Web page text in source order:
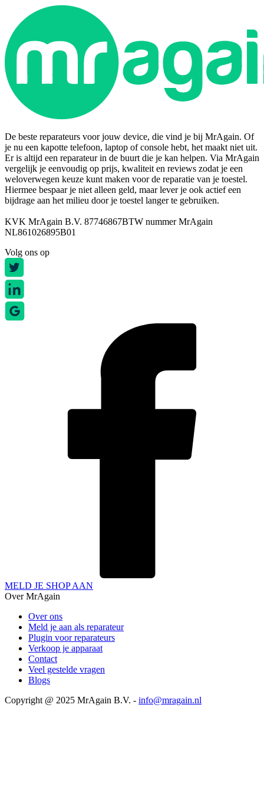
De beste reparateurs voor jouw device, die vind je bij MrAgain. Of
je nu een kapotte telefoon, laptop of console hebt, het maakt niet uit.
Er is altijd een reparateur in de buurt die je kan helpen. Via MrAgain
vergelijk je eenvoudig op prijs, kwaliteit en reviews zodat je een
weloverwegen keuze kunt maken voor de reparatie van je toestel.
Hiermee bespaar je niet alleen geld, maar lever je ook actief een
bijdrage aan het milieu door je toestel langer te gebruiken.
KVK MrAgain B.V. 87746867BTW nummer MrAgain
NL861026895B01
Volg ons op
MELD JE SHOP AAN
Over MrAgain
Over ons
Meld je aan als reparateur
Plugin voor reparateurs
Verkoop je apparaat
Contact
Veel gestelde vragen
Blogs
Copyright @ 2025 MrAgain B.V. - info@mragain.nl